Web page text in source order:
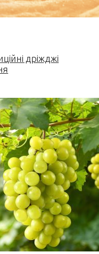
дріжджі